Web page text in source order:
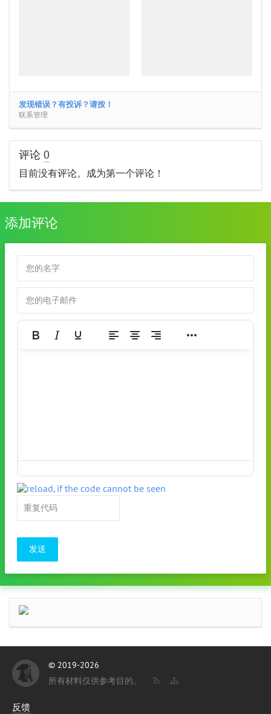
发现错误？有投诉？请按！
联系管理
评论 0
目前没有评论。成为第一个评论！
添加评论
发送
© 2019-2026
所有材料仅供参考目的。
反馈